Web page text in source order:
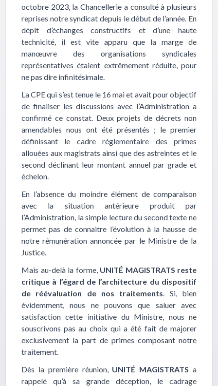
octobre 2023, la Chancellerie a consulté à plusieurs
reprises notre syndicat depuis le début de l’année. En
dépit d’échanges constructifs et d’une haute
technicité, il est vite apparu que la marge de
manœuvre des organisations syndicales
représentatives étaient extrêmement réduite, pour
ne pas dire infinitésimale.
La CPE qui s’est tenue le 16 mai et avait pour objectif
de finaliser les discussions avec l’Administration a
confirmé ce constat. Deux projets de décrets non
amendables nous ont été présentés ; le premier
définissant le cadre réglementaire des primes
allouées aux magistrats ainsi que des astreintes et le
second déclinant leur montant annuel par grade et
échelon.
En l’absence du moindre élément de comparaison
avec la situation antérieure produit par
l’Administration, la simple lecture du second texte ne
permet pas de connaitre l’évolution à la hausse de
notre rémunération annoncée par le Ministre de la
Justice.
Mais au-delà la forme, UNITÉ MAGISTRATS reste
critique à l’égard de l’architecture du dispositif
de réévaluation de nos traitements. Si, bien
évidemment, nous ne pouvons que saluer avec
satisfaction cette initiative du Ministre, nous ne
souscrivons pas au choix qui a été fait de majorer
exclusivement la part de primes composant notre
traitement.
Dès la première réunion, UNITÉ MAGISTRATS a
rappelé qu’à sa grande déception, le cadrage